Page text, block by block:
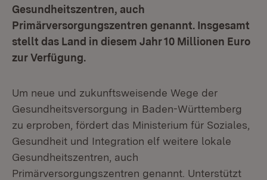
Gesundheitszentren, auch
Primärversorgungszentren genannt. Insgesamt
stellt das Land in diesem Jahr 10 Millionen Euro
zur Verfügung.
Um neue und zukunftsweisende Wege der
Gesundheitsversorgung in Baden-Württemberg
zu erproben, fördert das Ministerium für Soziales,
Gesundheit und Integration elf weitere lokale
Gesundheitszentren, auch
Primärversorgungszentren genannt. Unterstützt